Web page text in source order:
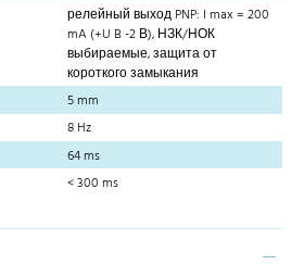
релейный выход PNP: I max = 200
mA (+U B -2 В), НЗК/НОК
выбираемые, защита от
короткого замыкания
5 mm
8 Hz
64 ms
< 300 ms